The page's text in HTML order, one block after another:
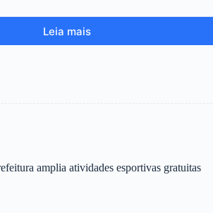
Leia mais
amplia atividades esportivas gratuitas